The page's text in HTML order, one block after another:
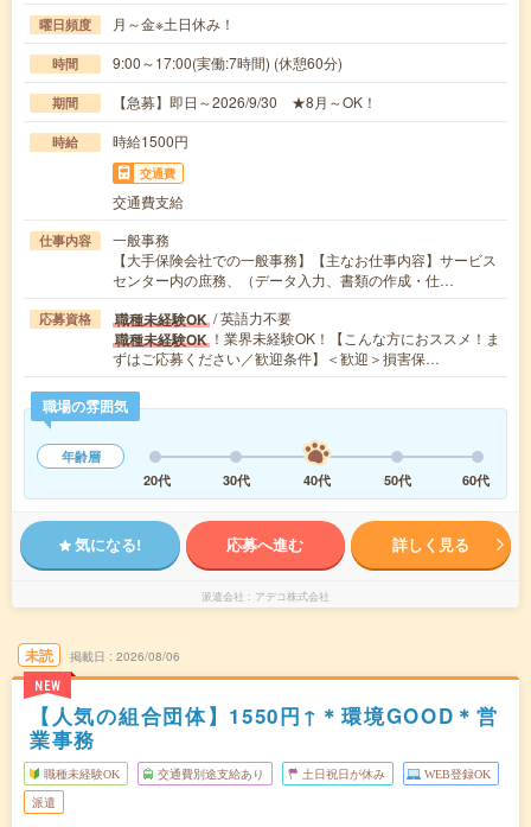
曜日頻度 月～金※土日休み！
時間 9:00～17:00(実働:7時間) (休憩60分)
期間 【急募】即日～2026/9/30 ★8月～OK！
時給 時給1500円
交通費
交通費支給
仕事内容
一般事務
【大手保険会社での一般事務】【主なお仕事内容】サービス
センター内の庶務、（データ入力、書類の作成・仕…
応募資格 職種未経験OK / 英語力不要
職種未経験OK ！業界未経験OK！【こんな方におススメ！ま
ずはご応募ください／歓迎条件】＜歓迎＞損害保…
職場の雰囲気
年齢層
20代
30代 40代 50代 60代
気になる! 応募へ進む 詳しく見る
派遣会社 アデコ株式会社
未読
NEW
掲載日 2026/08/06
【人気の組合団体】1550円↑＊環境GOOD＊営
業事務
職種未経験OK 交通費別途支給あり 土日祝日が休み WEB登録OK
派遣